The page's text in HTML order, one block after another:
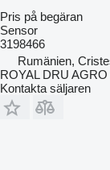
Pris på begäran
Sensor
3198466
Rumänien,
ROYAL DRU AGRO
Kontakta säljaren